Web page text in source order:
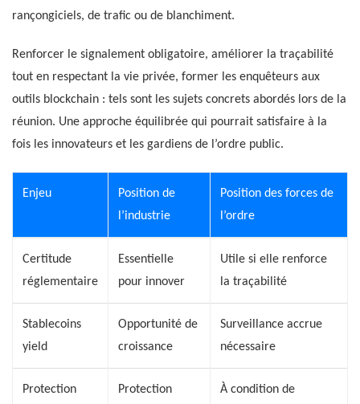
rançongiciels, de trafic ou de blanchiment.
Renforcer le signalement obligatoire, améliorer la traçabilité
tout en respectant la vie privée, former les enquêteurs aux
outils blockchain : tels sont les sujets concrets abordés lors de la
réunion. Une approche équilibrée qui pourrait satisfaire à la
fois les innovateurs et les gardiens de l’ordre public.
Enjeu
Position de
l’industrie
Position des forces de
l’ordre
Certitude
réglementaire
Essentielle
pour innover
Utile si elle renforce
la traçabilité
Stablecoins
yield
Opportunité de
croissance
Surveillance accrue
nécessaire
Protection Protection À condition de